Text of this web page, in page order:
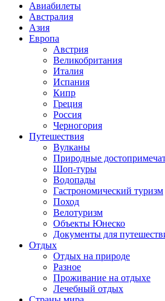
Авиабилеты
Австралия
Азия
Европа
Австрия
Великобритания
Италия
Испания
Кипр
Греция
Россия
Черногория
Путешествия
Вулканы
Природные
Шоп-туры
Водопады
Гастрономический туризм
Поход
Велотуризм
Объекты Юнеско
Документы для
Отдых
Отдых на природе
Разное
Проживание на отдыхе
Лечебный отдых